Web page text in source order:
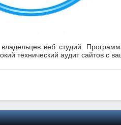
веб студий.
технический аудит сайтов с